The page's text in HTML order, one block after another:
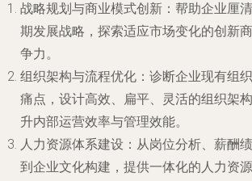
战略规划与商业模式创新 ：帮助企业厘
期发展战略，探索适应市场变化的创新
争力。
组织架构与流程优化 ：诊断企业现有组
痛点，设计高效、扁平、灵活的组织架
升内部运营效率与管理效能。
人力资源体系建设 ：从岗位分析、薪酬
到企业文化构建，提供一体化的人力资